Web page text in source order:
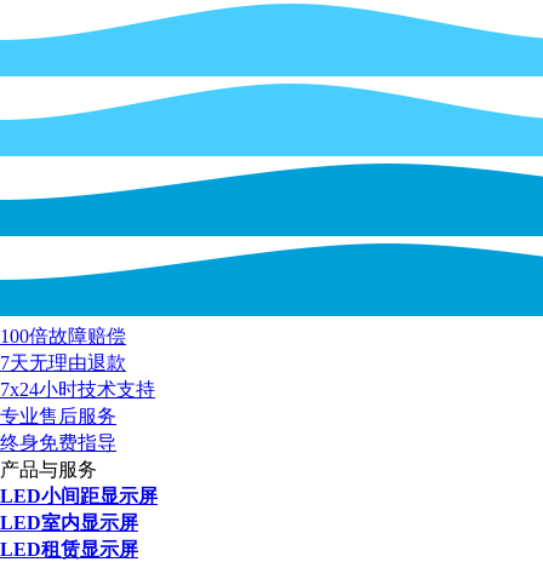
100倍故障赔偿
7天无理由退款
7x24小时技术支持
专业售后服务
终身免费指导
产品与服务
LED小间距显示屏
LED室内显示屏
LED租赁显示屏